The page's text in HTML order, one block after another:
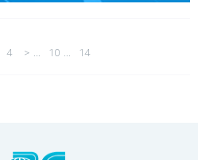
4 > … 10 … 14